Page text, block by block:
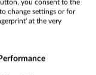
读
you consent to the
change settings or for
at the very
Performance